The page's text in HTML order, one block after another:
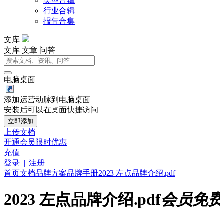
行业合辑
报告合集
文库
文库 文章 问答
电脑桌面
添加运营动脉到电脑桌面
安装后可以在桌面快捷访问
立即添加
上传文档
开通会员限时优惠
充值
登录 | 注册
首页文档品牌方案品牌手册2023 左点品牌介绍.pdf
2023 左点品牌介绍.pdf会员免